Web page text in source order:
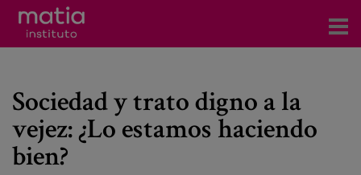
Investigación
Publicaciones
Sociedad y trato digno a la
vejez: ¿Lo estamos haciendo
bien?